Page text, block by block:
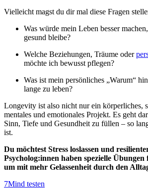
Vielleicht magst du dir mal diese Fragen
Was würde mein Leben besser
gesund bleibe?
Welche Beziehungen, Träume oder
möchte ich bewusst pflegen?
Was ist mein persönliches „Warum“
lange zu leben?
Longevity ist also nicht nur ein körperliches,
mentales und emotionales Projekt. Es geht
Sinn, Tiefe und Gesundheit zu füllen – so
ist.
Du möchtest Stress loslassen und
Psycholog:innen haben spezielle
um mit mehr Gelassenheit durch den
7Mind testen